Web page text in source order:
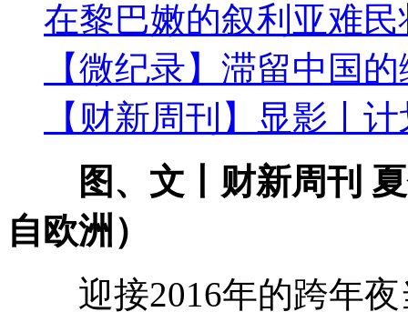
在黎巴嫩的叙利亚难
【微纪录】滞留中国
【财新周刊】显影丨
图、文丨财新周刊
自欧洲）
迎接2016年的跨年夜